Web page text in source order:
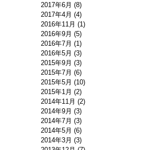
2017年6月 (8)
2017年4月 (4)
2016年11月 (1)
2016年9月 (5)
2016年7月 (1)
2016年5月 (3)
2015年9月 (3)
2015年7月 (6)
2015年5月 (10)
2015年1月 (2)
2014年11月 (2)
2014年9月 (3)
2014年7月 (3)
2014年5月 (6)
2014年3月 (3)